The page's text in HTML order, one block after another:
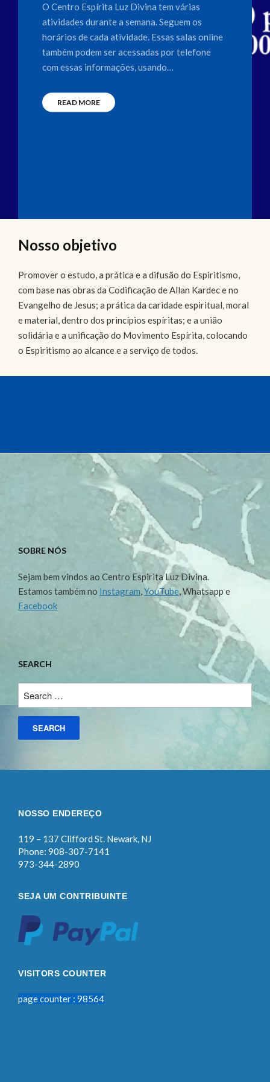
O Centro Espírita Luz Divina tem várias
atividades durante a semana. Seguem os
horários de cada atividade. Essas salas online
também podem ser acessadas por telefone
com essas informações, usando…
READ MORE
Nosso objetivo
Promover o estudo, a prática e a difusão do Espiritismo,
com base nas obras da Codificação de Allan Kardec e no
Evangelho de Jesus; a prática da caridade espiritual, moral
e material, dentro dos princípios espíritas; e a união
solidária e a unificação do Movimento Espírita, colocando
o Espiritismo ao alcance e a serviço de todos.
SOBRE NÓS
Sejam bem vindos ao Centro Espirita Luz Divina.
Estamos também no Instagram,YouTube, Whatsapp e
Facebook
SEARCH
for:
NOSSO ENDEREÇO
119 – 137 Clifford St. Newark, NJ
Phone: 908-307-7141
973-344-2890
SEJA UM CONTRIBUINTE
VISITORS COUNTER
page counter : 98564